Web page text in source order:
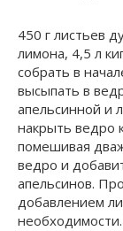
450 г листьев
лимона, 4,5 л
собрать в
высыпать в
апельсинной и
накрыть ведро
помешивая
ведро и
апельсинов.
добавлением